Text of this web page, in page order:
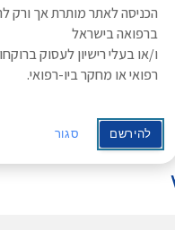
הכניסה לאתר מותרת אך ורק
ברפואה בישראל
ו/או בעלי רישיון לעסוק
רפואי או מחקר ביו-רפואי.
להירשם סגור